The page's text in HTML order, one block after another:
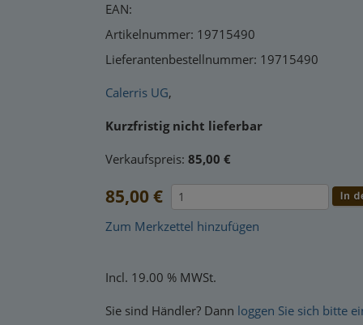
EAN:
Artikelnummer: 19715490
Lieferantenbestellnummer: 19715490
Calerris UG,
Kurzfristig nicht lieferbar
Verkaufspreis: 85,00 €
85,00 €
Zum Merkzettel hinzufügen
Incl. 19.00 % MWSt.
Sie sind Händler? Dann loggen Sie sich bitte